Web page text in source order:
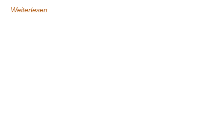
Weiterlesen